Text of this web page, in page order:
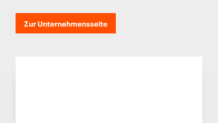
Zur Unternehmensseite